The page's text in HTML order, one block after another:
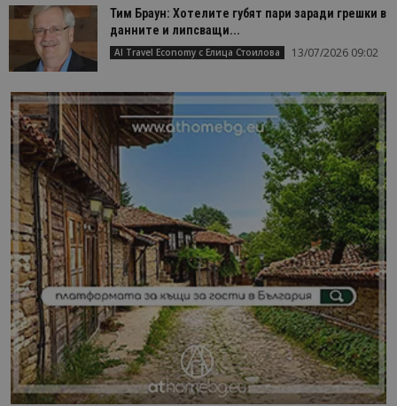
Тим Браун: Хотелите губят пари заради грешки в
данните и липсващи...
AI Travel Economy с Елица Стоилова 13/07/2026 09:02